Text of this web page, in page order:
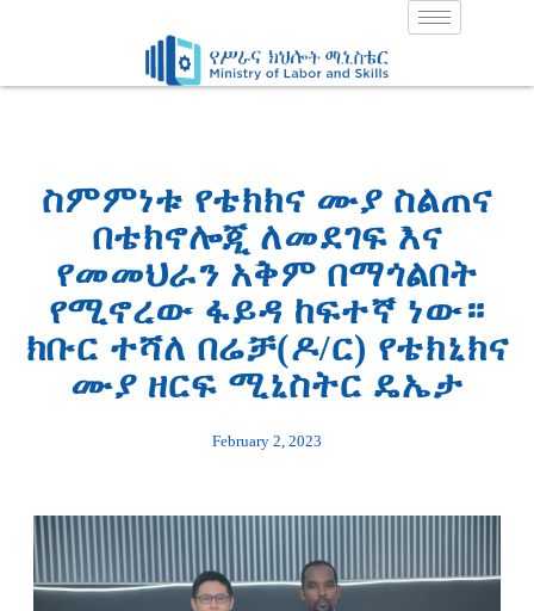
ስምምነቱ የቴክክና ሙያ ስልጠና
በቴክኖሎጂ ለመደገፍ እና
የመመህራን አቅም በማጎልበት
የሚኖረው ፋይዳ ከፍተኛ ነው።
ክቡር ተሻለ በሬቻ(ዶ/ር) የቴክኒክና
ሙያ ዘርፍ ሚኒስትር ዴኤታ
February 2, 2023